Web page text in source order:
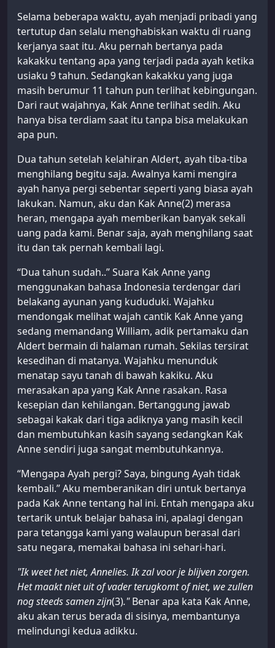
Selama beberapa waktu, ayah menjadi pribadi yang
tertutup dan selalu menghabiskan waktu di ruang
kerjanya saat itu. Aku pernah bertanya pada
kakakku tentang apa yang terjadi pada ayah ketika
usiaku 9 tahun. Sedangkan kakakku yang juga
masih berumur 11 tahun pun terlihat kebingungan.
Dari raut wajahnya, Kak Anne terlihat sedih. Aku
hanya bisa terdiam saat itu tanpa bisa melakukan
apa pun.
Dua tahun setelah kelahiran Aldert, ayah tiba-tiba
menghilang begitu saja. Awalnya kami mengira
ayah hanya pergi sebentar seperti yang biasa ayah
lakukan. Namun, aku dan Kak Anne(2) merasa
heran, mengapa ayah memberikan banyak sekali
uang pada kami. Benar saja, ayah menghilang saat
itu dan tak pernah kembali lagi.
“Dua tahun sudah..” Suara Kak Anne yang
menggunakan bahasa Indonesia terdengar dari
belakang ayunan yang kududuki. Wajahku
mendongak melihat wajah cantik Kak Anne yang
sedang memandang William, adik pertamaku dan
Aldert bermain di halaman rumah. Sekilas tersirat
kesedihan di matanya. Wajahku menunduk
menatap sayu tanah di bawah kakiku. Aku
merasakan apa yang Kak Anne rasakan. Rasa
kesepian dan kehilangan. Bertanggung jawab
sebagai kakak dari tiga adiknya yang masih kecil
dan membutuhkan kasih sayang sedangkan Kak
Anne sendiri juga sangat membutuhkannya.
“Mengapa Ayah pergi? Saya, bingung Ayah tidak
kembali.” Aku memberanikan diri untuk bertanya
pada Kak Anne tentang hal ini. Entah mengapa aku
tertarik untuk belajar bahasa ini, apalagi dengan
para tetangga kami yang walaupun berasal dari
satu negara, memakai bahasa ini sehari-hari.
"Ik weet het niet, Annelies. Ik zal voor je blijven zorgen.
Het maakt niet uit of vader terugkomt of niet, we zullen
nog steeds samen zijn(3)."Benar apa kata Kak Anne,
aku akan terus berada di sisinya, membantunya
melindungi kedua adikku.